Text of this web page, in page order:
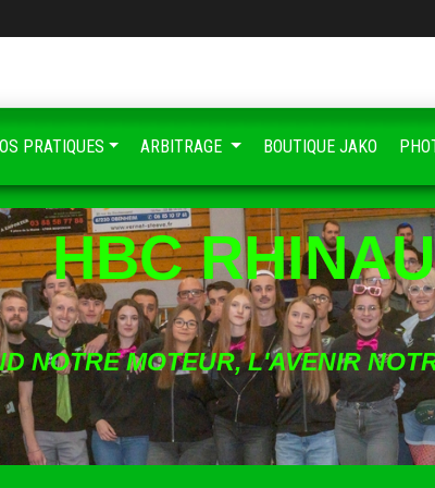
HBC RHINAU
NOTRE MOTEUR, L'AVENIR
PRATIQUES ARBITRAGE BOUTIQUE JAKO